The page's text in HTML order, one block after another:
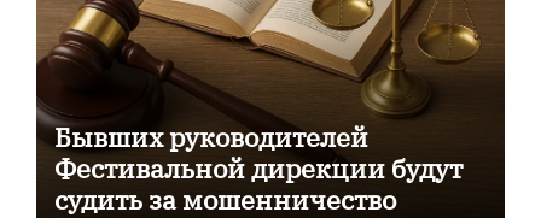
Бывших руководителей
Фестивальной дирекции будут
судить за мошенничество